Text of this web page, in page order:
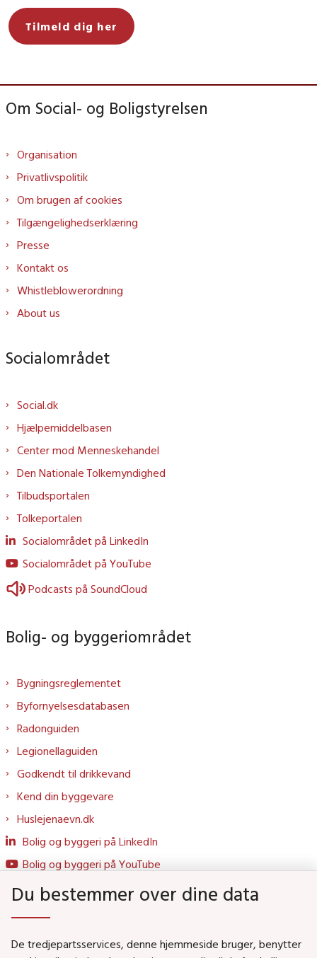
Tilmeld dig her
Om Social- og Boligstyrelsen
Organisation
Privatlivspolitik
Om brugen af cookies
Tilgængelighedserklæring
Presse
Kontakt os
Whistleblowerordning
About us
Socialområdet
Social.dk
Hjælpemiddelbasen
Center mod Menneskehandel
Den Nationale Tolkemyndighed
Tilbudsportalen
Tolkeportalen
Socialområdet på LinkedIn
Socialområdet på YouTube
Podcasts på SoundCloud
Bolig- og byggeriområdet
Bygningsreglementet
Byfornyelsesdatabasen
Radonguiden
Legionellaguiden
Godkendt til drikkevand
Kend din byggevare
Huslejenaevn.dk
Bolig og byggeri på LinkedIn
Bolig og byggeri på YouTube
Du bestemmer over dine data
De tredjepartsservices, denne hjemmeside bruger, benytter